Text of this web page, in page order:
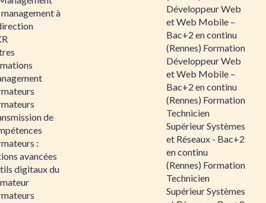
à
de
:
avancées
digitaux du
Développeur Web
et Web Mobile –
Bac+2 en continu
(Rennes) Formation
Développeur Web
et Web Mobile –
Bac+2 en continu
(Rennes) Formation
Technicien
Supérieur Systèmes
et Réseaux - Bac+2
en continu
(Rennes) Formation
Technicien
Supérieur Systèmes